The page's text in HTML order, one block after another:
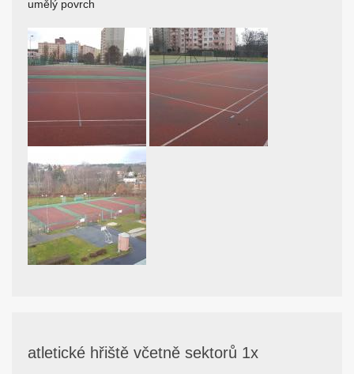
umělý povrch
atletické hřiště včetně sektorů 1x